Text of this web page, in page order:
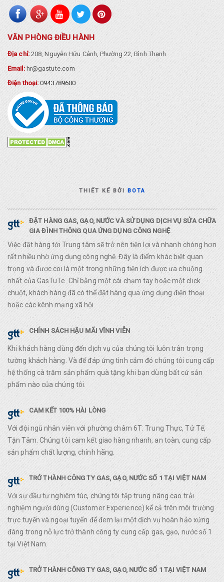
VĂN PHÒNG ĐIỀU HÀNH
Địa chỉ:208, Nguyễn Hữu Cảnh, Phường 22, Bình Thạnh
Email: hr@gastute.com
Điện thoại:0943789600
THIẾT KẾ BỞIBOTA
ĐẶT HÀNG GAS, GẠO, NƯỚC VÀ SỬ DỤNG DỊCH VỤ SỬA CHỮA
GIA ĐÌNH THÔNG QUA ỨNG DỤNG CÔNG NGHỆ
Việc đặt hàng tới Trung tâm sẽ trở nên tiện lợi và nhanh chóng hơn
rất nhiều nhờ ứng dụng công nghệ. Đây là điểm khác biệt quan
trọng và được coi là một trong những tiện ích được ưa chuộng
nhất của GasTuTe. Chỉ bằng một cái chạm tay hoặc một click
chuột, khách hàng đã có thể đặt hàng qua ứng dụng điện thoại
hoặc các kênh mạng xã hội
CHÍNH SÁCH HẬU MÃI VĨNH VIỄN
Khi khách hàng dùng đến dịch vụ của chúng tôi luôn trân trọng
tường khách hàng. Và để đáp ứng tình cảm đó chúng tôi cung cấp
hệ thống cà trăm sản phẩm quà tặng khi bạn dùng bất cứ sản
phẩm nào của chúng tôi.
CAM KẾT 100% HÀI LÒNG
Với đội ngũ nhân viên với phường châm 6T: Trung Thực, Tử Tế,
Tận Tâm. Chúng tôi cam kết giao hàng nhanh, an toàn, cung cấp
sản phẩm chất lượng, chính hãng.
TRỞ THÀNH CÔNG TY GAS, GẠO, NƯỚC SỐ 1 TẠI VIỆT NAM
Với sự đầu tư nghiêm túc, chúng tôi tập trung nâng cao trải
nghiệm người dùng (Customer Experience) kể cả trên môi trường
trực tuyến và ngoại tuyến để đem lại một dịch vụ hoàn hảo xứng
đáng trong nỗ lực trở thành công ty cung cấp gas, gạo, nước số 1
tại Việt Nam.
TRỞ THÀNH CÔNG TY GAS, GẠO, NƯỚC SỐ 1 TẠI VIỆT NAM